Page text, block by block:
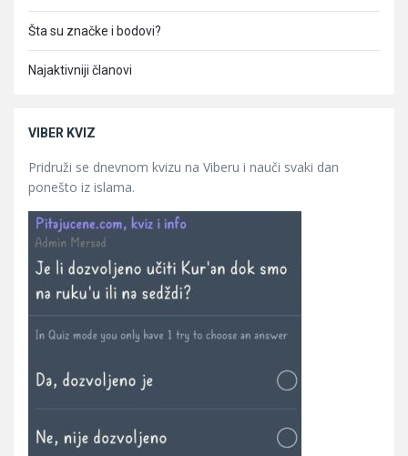
Šta su značke i bodovi?
Najaktivniji članovi
VIBER KVIZ
Pridruži se dnevnom kvizu na Viberu i nauči svaki dan
ponešto iz islama.